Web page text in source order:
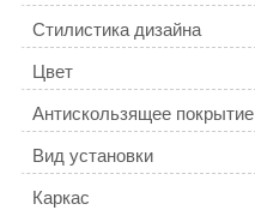
Стилистика дизайна
Цвет
Антискользящее покрытие
Вид установки
Каркас